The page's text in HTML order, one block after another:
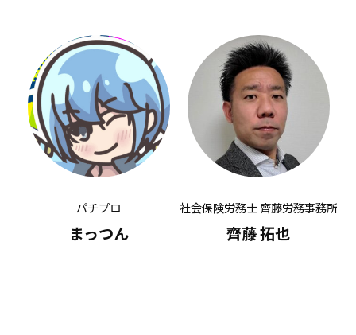
パチプロ
まっつん
社会保険労務士 齊藤労務事務所
齊藤 拓也